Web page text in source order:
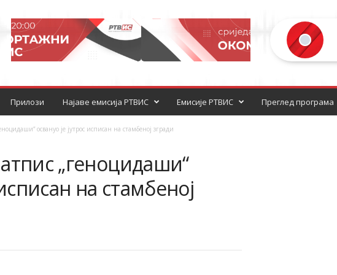
Прилози Најаве емисија РТВИС Емисије РТВИС Преглед програма
освануо је јутрос исписан на стамбеној згради
„геноцидаши“
на стамбеној